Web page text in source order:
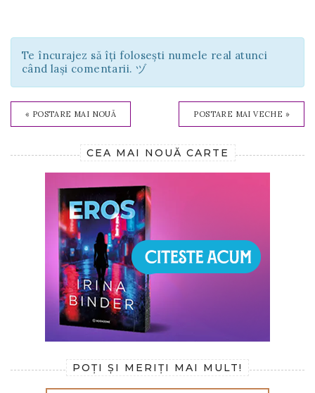
Te încurajez să îți folosești numele real atunci
când lași comentarii. ヅ
« POSTARE MAI NOUĂ POSTARE MAI VECHE »
CEA MAI NOUĂ CARTE
POȚI ȘI MERIȚI MAI MULT!